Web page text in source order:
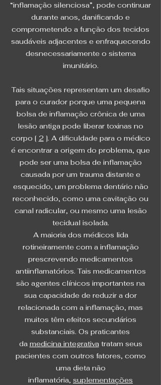
“inflamação silenciosa”, pode continuar
durante anos, danificando e
comprometendo a função dos tecidos
saudáveis ​​adjacentes e enfraquecendo
desnecessariamente o sistema
imunitário.
Tais situações representam um desafio
para o curador porque uma pequena
bolsa de inflamação crônica de uma
lesão antiga pode liberar toxinas no
corpo [ 2]. A dificuldade para o médico
é encontrar a origem do problema, que
pode ser uma bolsa de inflamação
causada por um trauma distante e
esquecido, um problema dentário não
reconhecido, como uma cavitação ou
canal radicular, ou mesmo uma lesão
tecidual isolada.
A maioria dos médicos lida
rotineiramente com a inflamação
prescrevendo medicamentos
antiinflamatórios. Tais medicamentos
são agentes clínicos importantes na
sua capacidade de reduzir a dor
relacionada com a inflamação, mas
muitos têm efeitos secundários
substanciais. Os praticantes
da medicina integrativatratam seus
pacientes com outros fatores, como
uma dieta não
inflamatória, suplementações